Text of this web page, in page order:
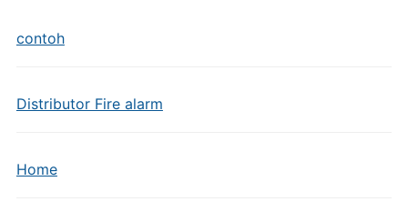
contoh
Distributor Fire alarm
Home